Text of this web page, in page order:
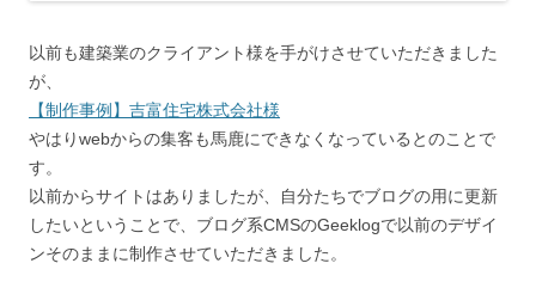
以前も建築業のクライアント様を手がけさせていただきました
が、
【制作事例】吉富住宅株式会社様
やはりwebからの集客も馬鹿にできなくなっているとのことで
す。
以前からサイトはありましたが、自分たちでブログの用に更新
したいということで、ブログ系CMSのGeeklogで以前のデザイ
ンそのままに制作させていただきました。